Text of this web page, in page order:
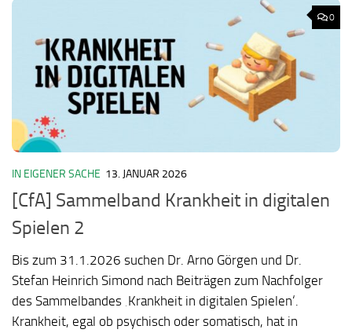
0
IN EIGENER SACHE 13. JANUAR 2026
[CfA] Sammelband Krankheit in digitalen
Spielen 2
Bis zum 31.1.2026 suchen Dr. Arno Görgen und Dr.
Stefan Heinrich Simond nach Beiträgen zum Nachfolger
des Sammelbandes ‚Krankheit in digitalen Spielen‘.
Krankheit, egal ob psychisch oder somatisch, hat in